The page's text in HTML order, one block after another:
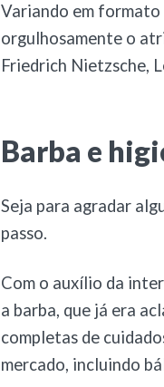
Variando em formato
orgulhosamente o
Friedrich Nietzsche,
Barba e
Seja para agradar
passo.
Com o auxílio da
a barba, que já era
completas de
mercado, incluindo